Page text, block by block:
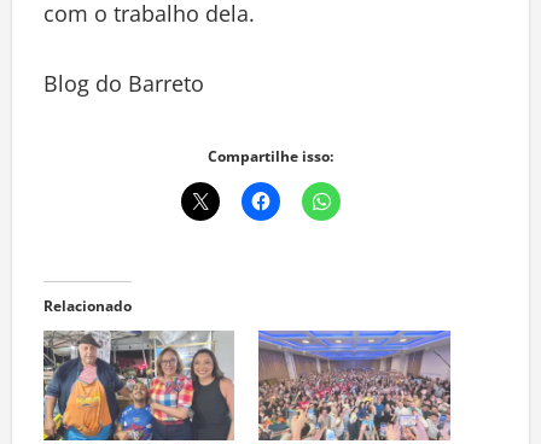
com o trabalho dela.
Blog do Barreto
Compartilhe isso:
Relacionado